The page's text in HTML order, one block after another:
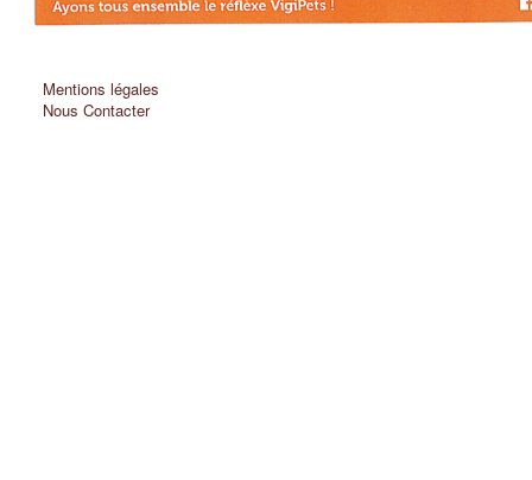
Mentions légales
Nous Contacter